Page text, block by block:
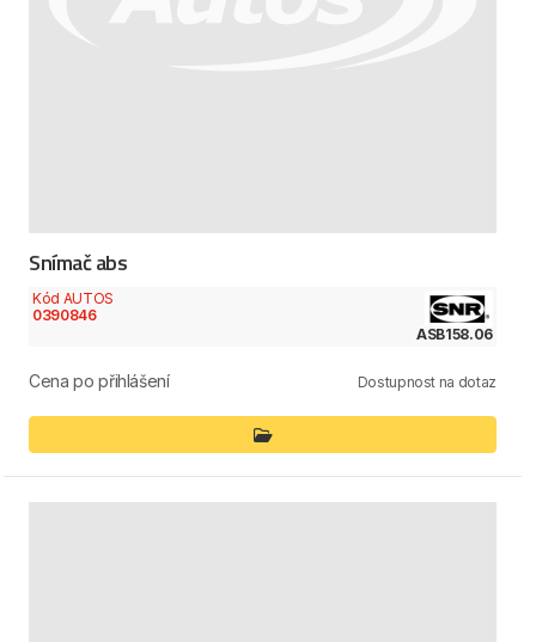
Snímač abs
Kód AUTOS
0390846
ASB158.06
Cena po přihlášení Dostupnost na dotaz